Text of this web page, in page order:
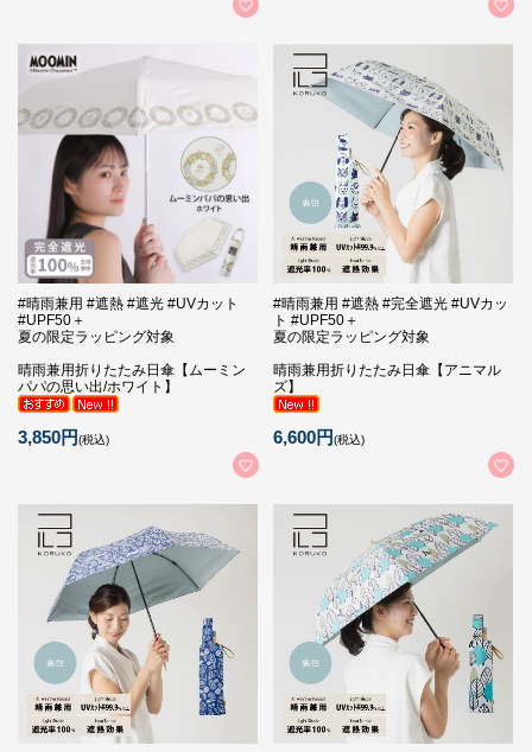
#晴雨兼用 #遮熱 #遮光 #UVカット
#UPF50＋
夏の限定ラッピング対象
晴雨兼用折りたたみ日傘【ムーミン
パパの思い出/ホワイト】
3,850円(税込)
#晴雨兼用 #遮熱 #完全遮光 #UVカッ
ト #UPF50＋
夏の限定ラッピング対象
晴雨兼用折りたたみ日傘【アニマル
ズ】
6,600円(税込)